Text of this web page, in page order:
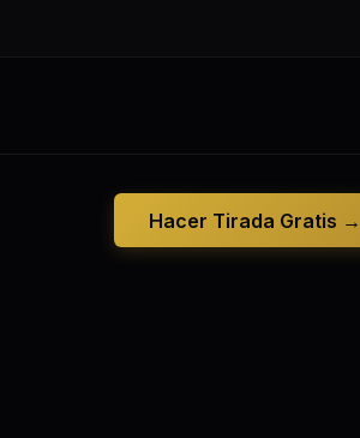
Hacer Tirada Gratis →